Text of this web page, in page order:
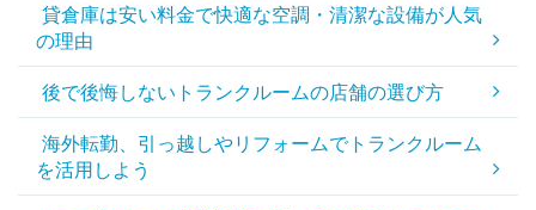
貸倉庫は安い料金で快適な空調・清潔な設備が人気
の理由
後で後悔しないトランクルームの店舗の選び方
海外転勤、引っ越しやリフォームでトランクルーム
を活用しよう